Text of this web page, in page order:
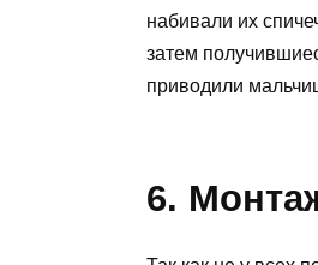
набивали их
затем
приводили
6.